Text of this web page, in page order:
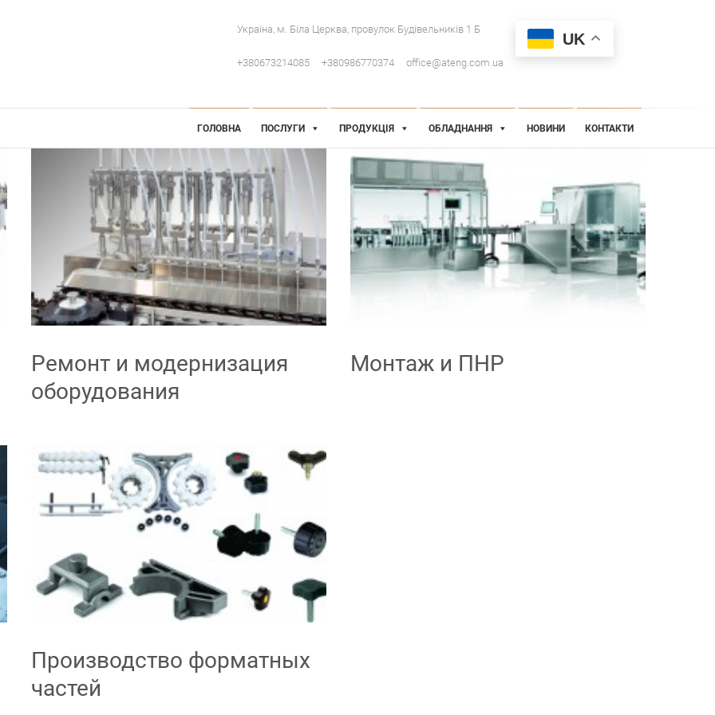
UK
Україна, м. Біла Церква, провулок Будівельників 1 Б
+380673214085 +380986770374 office@ateng.com.ua
ГОЛОВНА ПОСЛУГИ ПРОДУКЦІЯ ОБЛАДНАННЯ НОВИНИ КОНТАКТИ
Ремонт и модернизация
оборудования
Монтаж и ПНР
Производство форматных
частей